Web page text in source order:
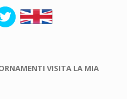
VISITA LA MIA